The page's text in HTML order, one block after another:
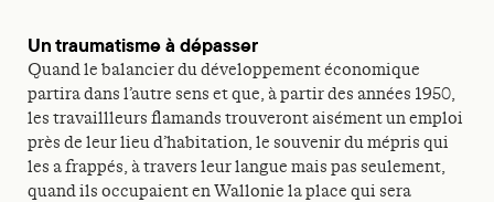
Un traumatisme à dépasser
Quand le balancier du développement économique
partira dans l’autre sens et que, à partir des années 1950,
les travaillleurs flamands trouveront aisément un emploi
près de leur lieu d’habitation, le souvenir du mépris qui
les a frappés, à travers leur langue mais pas seulement,
quand ils occupaient en Wallonie la place qui sera